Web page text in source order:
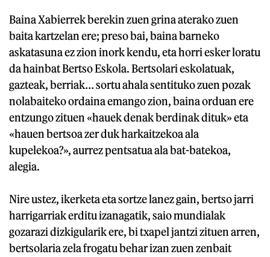
Baina Xabierrek berekin zuen grina aterako zuen
baita kartzelan ere; preso bai, baina barneko
askatasuna ez zion inork kendu, eta horri esker loratu
da hainbat Bertso Eskola. Bertsolari eskolatuak,
gazteak, berriak… sortu ahala sentituko zuen pozak
nolabaiteko ordaina emango zion, baina orduan ere
entzungo zituen «hauek denak berdinak dituk» eta
«hauen bertsoa zer duk harkaitzekoa ala
kupelekoa?», aurrez pentsatua ala bat-batekoa,
alegia.
Nire ustez, ikerketa eta sortze lanez gain, bertso jarri
harrigarriak erditu izanagatik, saio mundialak
gozarazi dizkigularik ere, bi txapel jantzi zituen arren,
bertsolaria zela frogatu behar izan zuen zenbait